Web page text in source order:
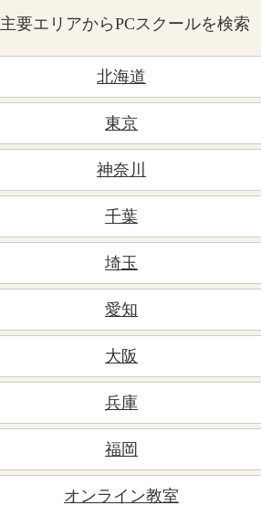
主要エリアからPCスクールを検索
北海道
東京
神奈川
千葉
埼玉
愛知
大阪
兵庫
福岡
オンライン教室